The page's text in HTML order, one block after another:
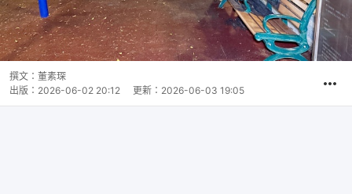
撰文： 董素琛
出版： 2026-06-02 20:12 更新： 2026-06-03 19:05